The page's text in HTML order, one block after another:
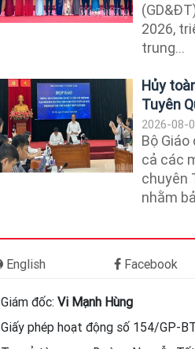
2026,
trung...
Hủy
Tuyên
2026-08-
Bộ
cả các
chuyên
nhằm
English Facebook
Giám đốc: Vi Mạnh Hùng
Giấy phép hoạt động số 154/GP-